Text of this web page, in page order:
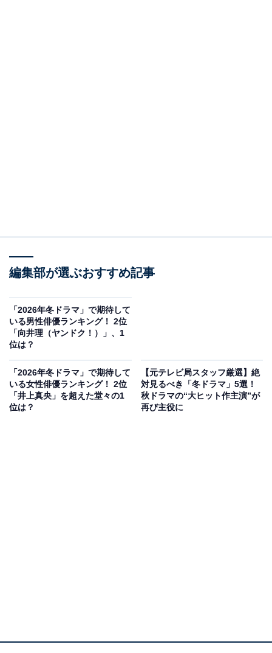
2位に選ばれたのは『ヤンドク！』（フジテレビ系）で
した。橋本環奈さんが主演のドラマで、2026年1月12日
からスタートした月9ドラマとなります。
月9作品で初主演を務める橋本さんは、新米ドクター・
田上湖音波を担当。「外科手術」と「血管内治療」がで
編集部が選ぶおすすめ記事
「2026年冬ドラマ」で期待して
いる男性俳優ランキング！ 2位
「向井理（ヤンドク！）」、1
位は？
「2026年冬ドラマ」で期待して
いる女性俳優ランキング！ 2位
「井上真央」を超えた堂々の1
位は？
【元テレビ局スタッフ厳選】絶
対見るべき「冬ドラマ」5選！
秋ドラマの“大ヒット作主演”が
再び主役に